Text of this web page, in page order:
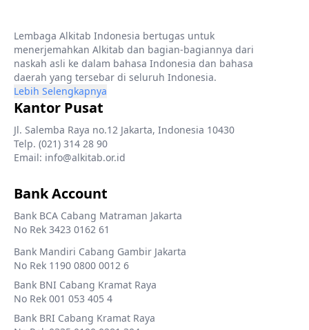
Lembaga Alkitab Indonesia bertugas untuk
menerjemahkan Alkitab dan bagian-bagiannya dari
naskah asli ke dalam bahasa Indonesia dan bahasa
daerah yang tersebar di seluruh Indonesia.
Lebih Selengkapnya
Kantor Pusat
Jl. Salemba Raya no.12 Jakarta, Indonesia 10430
Telp. (021) 314 28 90
Email: info@alkitab.or.id
Bank Account
Bank BCA Cabang Matraman Jakarta
No Rek 3423 0162 61
Bank Mandiri Cabang Gambir Jakarta
No Rek 1190 0800 0012 6
Bank BNI Cabang Kramat Raya
No Rek 001 053 405 4
Bank BRI Cabang Kramat Raya